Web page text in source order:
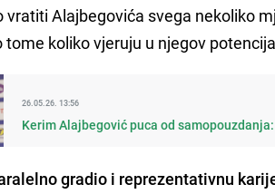
vratiti Alajbegovića svega nekoliko
tome koliko vjeruju u njegov
26.05.26. 13:56
Kerim Alajbegović puca od
gradio i reprezentativnu